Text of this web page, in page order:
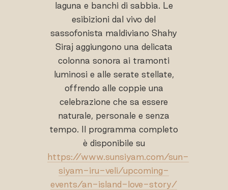
laguna e banchi di sabbia. Le
esibizioni dal vivo del
sassofonista maldiviano Shahy
Siraj aggiungono una delicata
colonna sonora ai tramonti
luminosi e alle serate stellate,
offrendo alle coppie una
celebrazione che sa essere
naturale, personale e senza
tempo. Il programma completo
è disponibile su
https://www.sunsiyam.com/sun-
siyam-iru-veli/upcoming-
events/an-island-love-story/